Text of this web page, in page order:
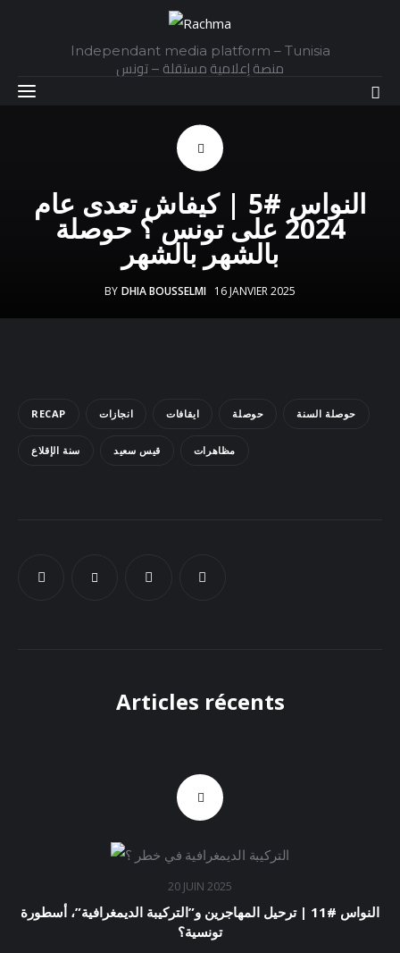
Independant media platform – Tunisia
منصة إعلامية مستقلة – تونس
Dailyالنواس #5 | كيفاش تعدى عام
2024 على تونس ؟ حوصلة
بالشهر بالشهر
BY DHIA BOUSSELMI 16 JANVIER 2025
RECAP انجازات ايقافات حوصلة حوصلة السنة
سنة الإقلاع قيس سعيد مظاهرات
Articles récents
20 JUIN 2025
النواس #11 | ترحيل المهاجرين و”التركيبة الديمغرافية”، أسطورة
تونسية؟